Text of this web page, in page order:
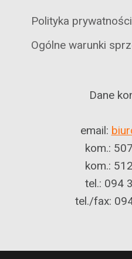
Polityka prywatności
Ogólne warunki
Dane
email:
kom.:
kom.:
tel.: 094
tel./fax: